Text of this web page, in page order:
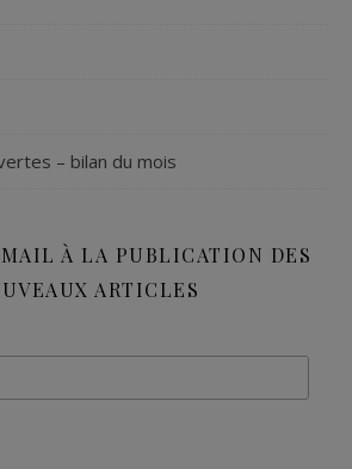
– bilan du mois
À LA PUBLICATION DES
ARTICLES